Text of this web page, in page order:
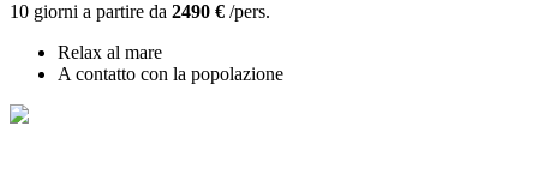
10 giorni a partire da 2490 € /pers.
Relax al mare
A contatto con la popolazione